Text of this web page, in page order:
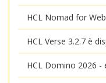
HCL Nomad for
HCL Verse 3.2.7 è
HCL Domino 2026 -